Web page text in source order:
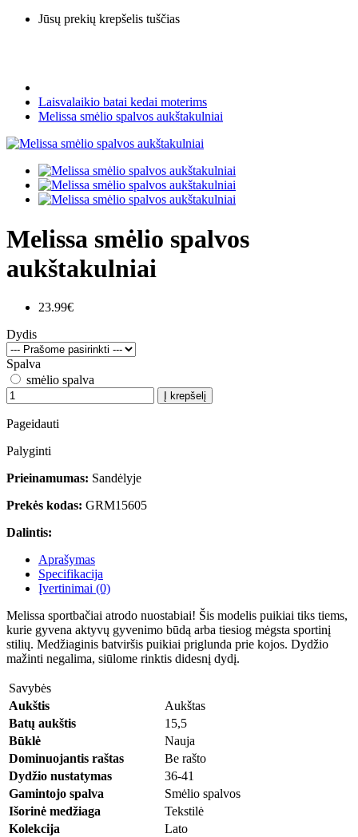
Jūsų prekių krepšelis tuščias
Laisvalaikio batai kedai moterims
Melissa smėlio spalvos aukštakulniai
Melissa smėlio spalvos
aukštakulniai
23.99€
Dydis
Spalva
smėlio spalva
Į krepšelį
Pageidauti
Palyginti
Prieinamumas: Sandėlyje
Prekės kodas: GRM15605
Dalintis:
Aprašymas
Specifikacija
Įvertinimai (0)
Melissa sportbačiai atrodo nuostabiai! Šis modelis puikiai tiks tiems,
kurie gyvena aktyvų gyvenimo būdą arba tiesiog mėgsta sportinį
stilių. Medžiaginis batviršis puikiai priglunda prie kojos. Dydžio
mažinti negalima, siūlome rinktis didesnį dydį.
Savybės
Aukštis
Aukštas
Batų aukštis
15,5
Būklė
Nauja
Dominuojantis raštas
Be rašto
Dydžio nustatymas
36-41
Gamintojo spalva
Smėlio spalvos
Išorinė medžiaga
Tekstilė
Kolekcija
Lato